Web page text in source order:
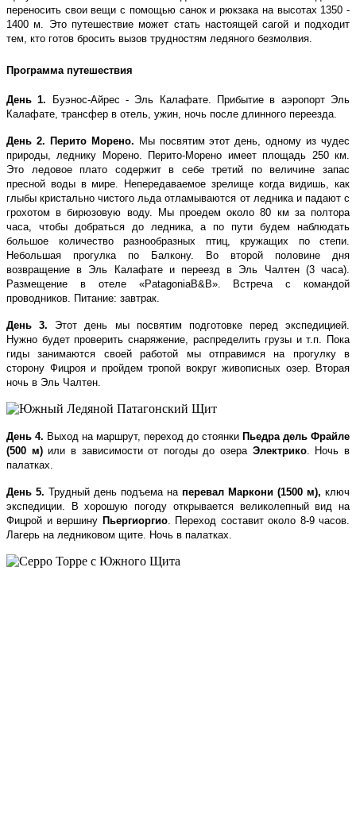
переносить свои вещи с помощью санок и рюкзака на высотах 1350 -
1400 м. Это путешествие может стать настоящей сагой и подходит
тем, кто готов бросить вызов трудностям ледяного безмолвия.
Программа путешествия
День 1. Буэнос-Айрес - Эль Калафате. Прибытие в аэропорт Эль
Калафате, трансфер в отель, ужин, ночь после длинного переезда.
День 2. Перито Морено. Мы посвятим этот день, одному из чудес
природы, леднику Морено. Перито-Морено имеет площадь 250 км.
Это ледовое плато содержит в себе третий по величине запас
пресной воды в мире. Непередаваемое зрелище когда видишь, как
глыбы кристально чистого льда отламываются от ледника и падают с
грохотом в бирюзовую воду. Мы проедем около 80 км за полтора
часа, чтобы добраться до ледника, а по пути будем наблюдать
большое количество разнообразных птиц, кружащих по степи.
Небольшая прогулка по Балкону. Во второй половине дня
возвращение в Эль Калафате и переезд в Эль Чалтен (3 часа).
Размещение в отеле «PatagoniaB&B». Встреча с командой
проводников. Питание: завтрак.
День 3. Этот день мы посвятим подготовке перед экспедицией.
Нужно будет проверить снаряжение, распределить грузы и т.п. Пока
гиды занимаются своей работой мы отправимся на прогулку в
сторону Фицроя и пройдем тропой вокруг живописных озер. Вторая
ночь в Эль Чалтен.
День 4. Выход на маршрут, переход до стоянки Пьедра дель Фрайле
(500 м)или в зависимости от погоды до озера Электрико. Ночь в
палатках.
День 5. Трудный день подъема на перевал Маркони (1500 м), ключ
экспедиции. В хорошую погоду открывается великолепный вид на
Фицрой и вершину Пьергиоргио. Переход составит около 8-9 часов.
Лагерь на ледниковом щите. Ночь в палатках.